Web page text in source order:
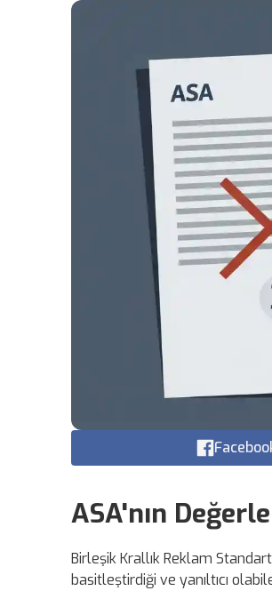
ASA'nın
Birleşik Krallık Reklam
basitleştirdiği ve yanıltıcı